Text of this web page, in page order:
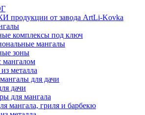
от завода ArtLi-Kovka
комплексы под ключ
мангалы
зоны
мангалом
металла
для дачи
дачи
для мангала
мангала, гриля и барбекю